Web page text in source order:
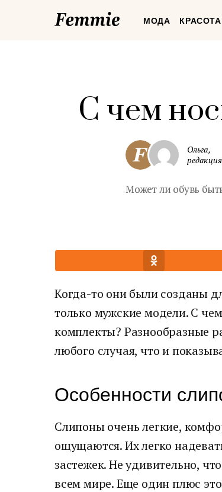
FemmieМОДА КРАСОТА
С чем
Ольга,
Может ли обувь
Когда-то они были созданы
только мужские модели. С
комплекты? Разнообразные
любого случая, что и
Особенности
Слипоны очень легкие,
ощущаются. Их легко
застежек. Не удивительно,
всем мире. Еще один плюс